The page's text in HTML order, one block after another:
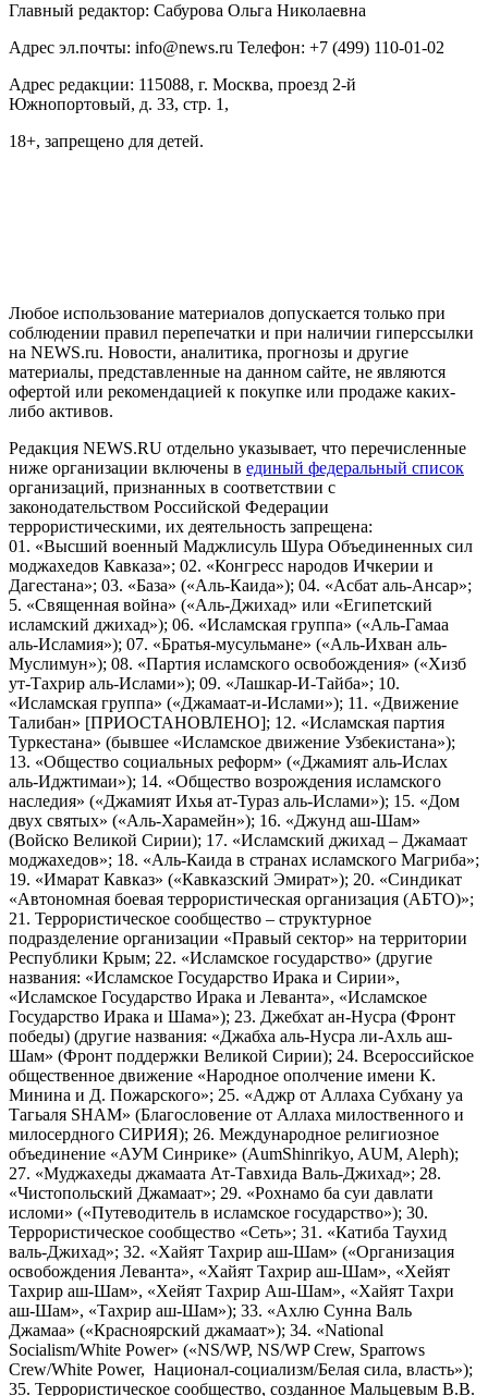
Главный редактор: Сабурова Ольга Николаевна
Адрес эл.почты: info@news.ru Телефон: +7 (499) 110-01-02
Адрес редакции: 115088, г. Москва, проезд 2-й
Южнопортовый, д. 33, стр. 1,
18+, запрещено для детей.
Любое использование материалов допускается только при
соблюдении правил перепечатки и при наличии гиперссылки
на NEWS.ru. Новости, аналитика, прогнозы и другие
материалы, представленные на данном сайте, не являются
офертой или рекомендацией к покупке или продаже каких-
либо активов.
Редакция NEWS.RU отдельно указывает, что перечисленные
ниже организации включены в единый федеральный список
организаций, признанных в соответствии с
законодательством Российской Федерации
террористическими, их деятельность запрещена:
01. «Высший военный Маджлисуль Шура Объединенных сил
моджахедов Кавказа»; 02. «Конгресс народов Ичкерии и
Дагестана»; 03. «База» («Аль-Каида»); 04. «Асбат аль-Ансар»;
5. «Священная война» («Аль-Джихад» или «Египетский
исламский джихад»); 06. «Исламская группа» («Аль-Гамаа
аль-Исламия»); 07. «Братья-мусульмане» («Аль-Ихван аль-
Муслимун»); 08. «Партия исламского освобождения» («Хизб
ут-Тахрир аль-Ислами»); 09. «Лашкар-И-Тайба»; 10.
«Исламская группа» («Джамаат-и-Ислами»); 11. «Движение
Талибан» [ПРИОСТАНОВЛЕНО]; 12. «Исламская партия
Туркестана» (бывшее «Исламское движение Узбекистана»);
13. «Общество социальных реформ» («Джамият аль-Ислах
аль-Иджтимаи»); 14. «Общество возрождения исламского
наследия» («Джамият Ихья ат-Тураз аль-Ислами»); 15. «Дом
двух святых» («Аль-Харамейн»); 16. «Джунд аш-Шам»
(Войско Великой Сирии); 17. «Исламский джихад – Джамаат
моджахедов»; 18. «Аль-Каида в странах исламского Магриба»;
19. «Имарат Кавказ» («Кавказский Эмират»); 20. «Синдикат
«Автономная боевая террористическая организация (АБТО)»;
21. Террористическое сообщество – структурное
подразделение организации «Правый сектор» на территории
Республики Крым; 22. «Исламское государство» (другие
названия: «Исламское Государство Ирака и Сирии»,
«Исламское Государство Ирака и Леванта», «Исламское
Государство Ирака и Шама»); 23. Джебхат ан-Нусра (Фронт
победы) (другие названия: «Джабха аль-Нусра ли-Ахль аш-
Шам» (Фронт поддержки Великой Сирии); 24. Всероссийское
общественное движение «Народное ополчение имени К.
Минина и Д. Пожарского»; 25. «Аджр от Аллаха Субхану уа
Тагьаля SHAM» (Благословение от Аллаха милоственного и
милосердного СИРИЯ); 26. Международное религиозное
объединение «АУМ Синрике» (AumShinrikyo, AUM, Aleph);
27. «Муджахеды джамаата Ат-Тавхида Валь-Джихад»; 28.
«Чистопольский Джамаат»; 29. «Рохнамо ба суи давлати
исломи» («Путеводитель в исламское государство»); 30.
Террористическое сообщество «Сеть»; 31. «Катиба Таухид
валь-Джихад»; 32. «Хайят Тахрир аш-Шам» («Организация
освобождения Леванта», «Хайят Тахрир аш-Шам», «Хейят
Тахрир аш-Шам», «Хейят Тахрир Аш-Шам», «Хайят Тахри
аш-Шам», «Тахрир аш-Шам»); 33. «Ахлю Сунна Валь
Джамаа» («Красноярский джамаат»); 34. «National
Socialism/White Power» («NS/WP, NS/WP Crew, Sparrows
Crew/White Power, Национал-социализм/Белая сила, власть»);
35. Террористическое сообщество, созданное Мальцевым В.В.